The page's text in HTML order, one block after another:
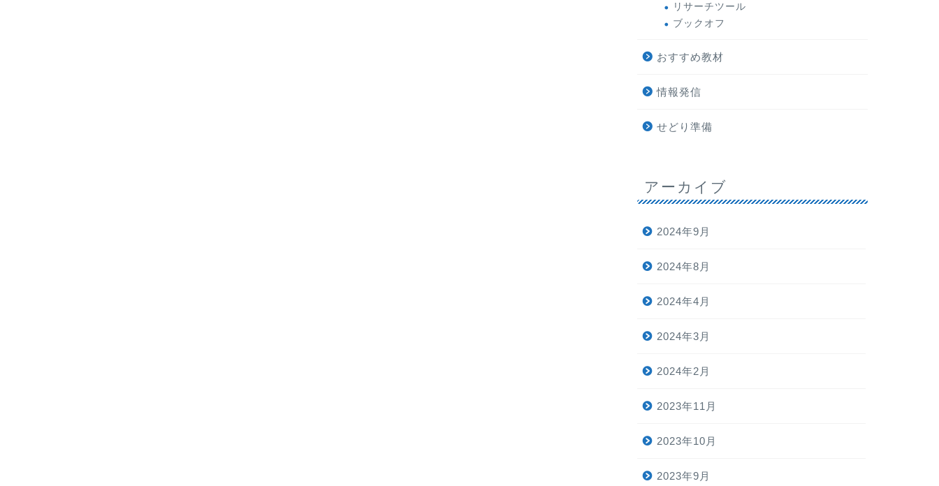
リサーチツール
ブックオフ
おすすめ教材
情報発信
せどり準備
アーカイブ
2024年9月
2024年8月
2024年4月
2024年3月
2024年2月
2023年11月
2023年10月
2023年9月